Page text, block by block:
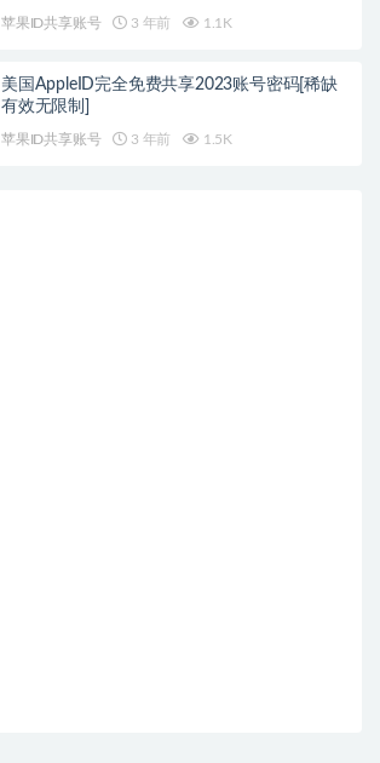
苹果ID共享账号 3 年前 1.1K
美国AppleID完全免费共享2023账号密码[稀缺
有效无限制]
苹果ID共享账号 3 年前 1.5K